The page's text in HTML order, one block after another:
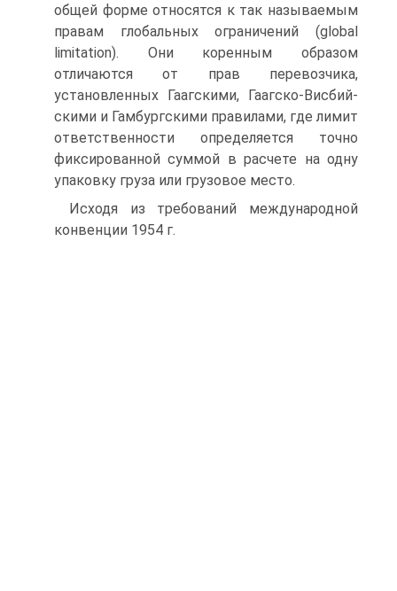
общей форме относятся к так называемым
правам глобальных ограничений (global
limitation). Они коренным образом
отличаются от прав перевозчика,
установленных Гаагскими, Гаагско-Висбий-
скими и Гамбургскими правилами, где лимит
ответственности определяется точно
фиксированной суммой в расчете на одну
упаковку груза или грузовое место.
Исходя из требований международной
конвенции 1954 г.